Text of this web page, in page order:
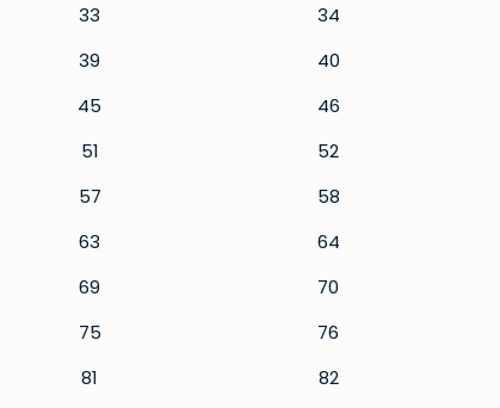
33 34
39 40
45 46
51 52
57 58
63 64
69 70
75 76
81 82